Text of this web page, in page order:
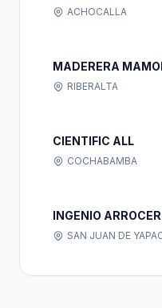
ACHOCALLA
MADERERA
RIBERALTA
CIENTIFIC ALL
COCHABAMBA
INGENIO
SAN JUAN DE